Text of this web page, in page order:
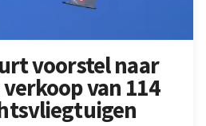
voorstel naar
van 114